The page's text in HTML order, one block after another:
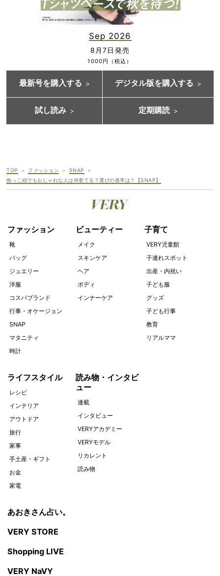
Sep 2026
8月7日発売
1000円（税込）
最新号を購入する デジタル版を購入する
試し読み 定期購読
TOP ファッション
SNAP
抱っこ紐でもおしゃれな人は何着てる？選びの基準は？【SNAP】
ファッション
靴
バッグ
ジュエリー
洋服
コスパブランド
行事・オケージョン
SNAP
マタニティ
時計
ビューティー
メイク
スキンケア
ヘア
ボディ
インナーケア
子育て
VERY児童館
子連れスポット
出産・内祝い
子ども服
グッズ
子ども行事
教育
リアルママ
ライフスタイル
レシピ
インテリア
アウトドア
旅行
家事
手土産・ギフト
お金
家電
読み物・インタビ
ュー
連載
インタビュー
VERYアカデミー
VERYモデル
リカレント
読み物
あおきさん占い。
VERY STORE
Shopping LIVE
VERY NaVY